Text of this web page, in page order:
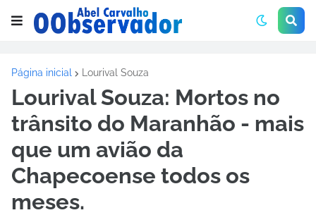
Página inicial Lourival Souza
Lourival Souza: Mortos no
trânsito do Maranhão - mais
que um avião da
Chapecoense todos os
meses.